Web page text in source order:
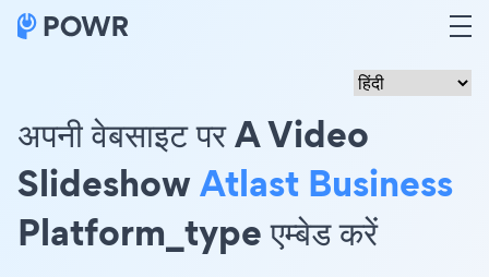
अपनी वेबसाइट पर A Video
SlideshowAtlast Business
Platform_type एम्बेड करें